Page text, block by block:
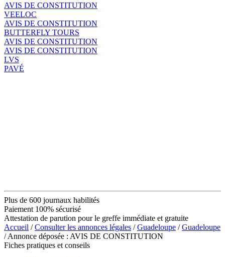
AVIS DE CONSTITUTION
VEELOC
AVIS DE CONSTITUTION
BUTTERFLY TOURS
AVIS DE CONSTITUTION
AVIS DE CONSTITUTION
LVS
PAVÉ
Plus de 600 journaux habilités
Paiement 100% sécurisé
Attestation de parution pour le greffe immédiate et gratuite
Accueil /Consulter les annonces légales /Guadeloupe /Guadeloupe
/ Annonce déposée : AVIS DE CONSTITUTION
Fiches pratiques et conseils